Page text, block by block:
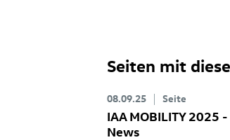
Seiten mit
08.09.25 Seite
IAA MOBILITY 2025
News